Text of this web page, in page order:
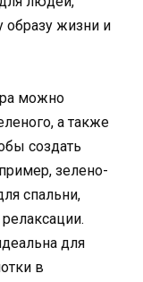
образу жизни и
можно
а также
создать
зелено-
спальни,
для
в